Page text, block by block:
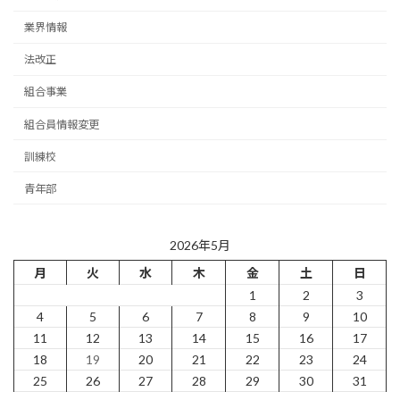
業界情報
法改正
組合事業
組合員情報変更
訓練校
青年部
2026年5月
月
火 水 木 金 土
日
1
2
3
4
5 6 7 8 9
10
11
12 13 14 15 16
17
18
19 20 21 22 23
24
25
26 27 28 29 30 31